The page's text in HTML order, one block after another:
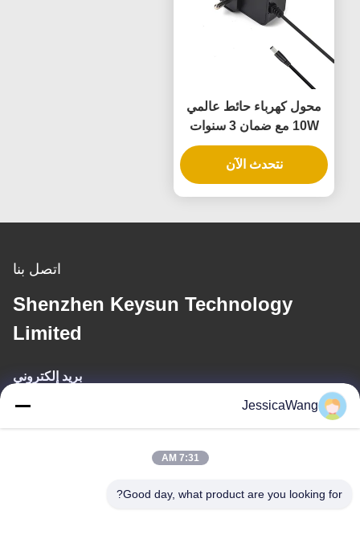
محول كهرباء حائط عالمي
10W مع ضمان 3 سنوات
وجهد خروجي متعدد
نتحدث الآن
اتصل بنا
Shenzhen Keysun Technology
Limited
بريد إلكتروني
power06@szzhpower.com
عنوان
JessicaWang
7:31 AM
Good day, what product are you looking for?